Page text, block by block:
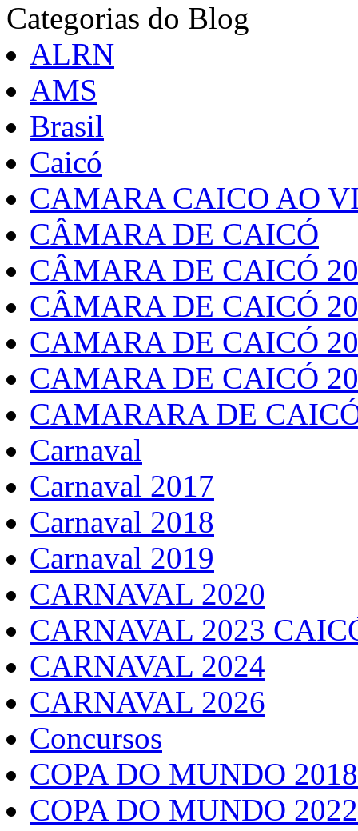
Categorias do Blog
ALRN
AMS
Brasil
Caicó
CAMARA CAICO AO
CÂMARA DE CAICÓ
CÂMARA DE CAICÓ
CÂMARA DE CAICÓ
CAMARA DE CAICÓ
CAMARA DE CAICÓ
CAMARARA DE
Carnaval
Carnaval 2017
Carnaval 2018
Carnaval 2019
CARNAVAL 2020
CARNAVAL 2023
CARNAVAL 2024
CARNAVAL 2026
Concursos
COPA DO MUNDO 2018
COPA DO MUNDO 2022